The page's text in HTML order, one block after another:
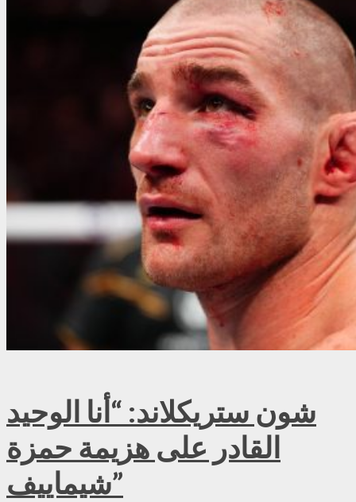
شون ستريكلاند: “أنا الوحيد
القادر على هزيمة حمزة
شيماييف”